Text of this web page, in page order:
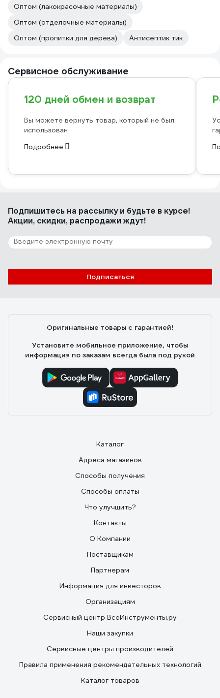
Оптом (лакокрасочные материалы)
Оптом (отделочные материалы)
Оптом (пропитки для дерева)
Антисептик тик
Сервисное обслуживание
120 дней обмен и возврат
Вы можете вернуть товар, который не был
использован
Подробнее
Подпишитесь на рассылкуи будьте в курсе!
Акции, скидки, распродажи ждут!
Подписаться
Оригинальные товары с гарантией!
Установите мобильное приложение, чтобы
информация по заказам всегда была под рукой
Каталог
Адреса магазинов
Способы получения
Способы оплаты
Что улучшить?
Контакты
О Компании
Поставщикам
Партнерам
Информация для инвесторов
Организациям
Сервисный центр ВсеИнструменты.ру
Наши закупки
Сервисные центры производителей
Правила применения рекомендательных технологий
Каталог товаров